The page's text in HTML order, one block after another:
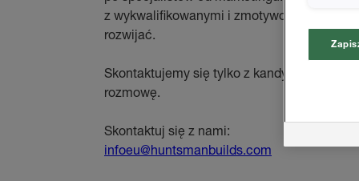
z wykwalifikowanymi i zmotywowanymi
rozwijać.
Skontaktujemy się tylko z kandydatami, z
rozmowę.
Skontaktuj się z nami:
infoeu@huntsmanbuilds.com